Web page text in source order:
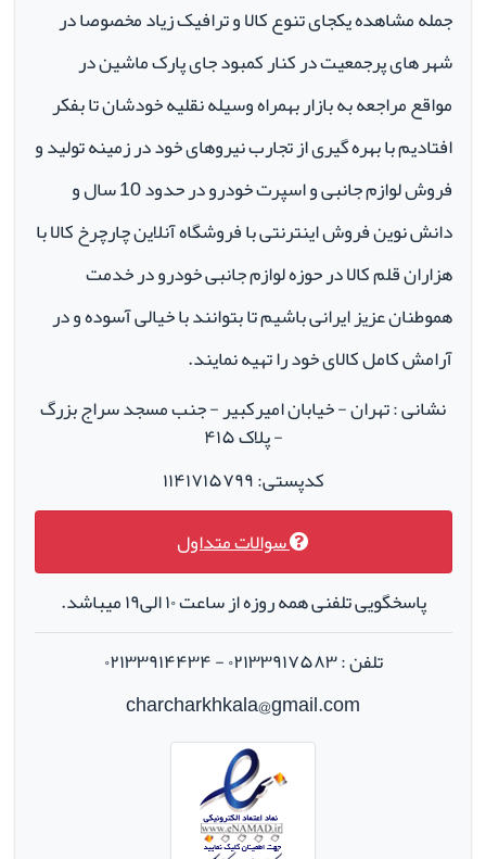
جمله مشاهده یکجای تنوع کالا و ترافیک زیاد مخصوصا در
شهر های پرجمعیت در کنار کمبود جای پارک ماشین در
مواقع مراجعه به بازار بهمراه وسیله نقلیه خودشان تا بفکر
افتادیم با بهره گیری از تجارب نیروهای خود در زمینه تولید و
فروش لوازم جانبی و اسپرت خودرو در حدود 10 سال و
دانش نوین فروش اینترنتی با فروشگاه آنلاین چارچرخ کالا با
هزاران قلم کالا در حوزه لوازم جانبی خودرو در خدمت
هموطنان عزیز ایرانی باشیم تا بتوانند با خیالی آسوده و در
آرامش کامل کالای خود را تهیه نمایند.
نشانی : تهران - خیابان امیرکبیر - جنب مسجد سراج بزرگ
- پلاک ۴۱۵
کدپستی: ۱۱۴۱۷۱۵۷۹۹
سوالات متداول
پاسخگویی تلفنی همه روزه از ساعت ۱۰ الی۱۹ میباشد.
تلفن : ۰۲۱۳۳۹۱۷۵۸۳ - ۰۲۱۳۳۹۱۴۴۳۴
charcharkhkala@gmail.com